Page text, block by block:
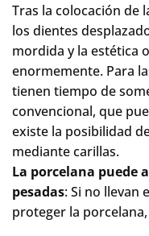
Tras la colocación de
los dientes
mordida y la estética
enormemente. Para
tienen tiempo de
convencional, que
existe la posibilidad
mediante carillas.
La porcelana puede
pesadas: Si no llevan
proteger la porcelana,